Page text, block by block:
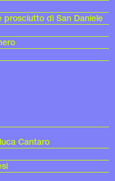
prosciutto di San Daniele
Cantaro